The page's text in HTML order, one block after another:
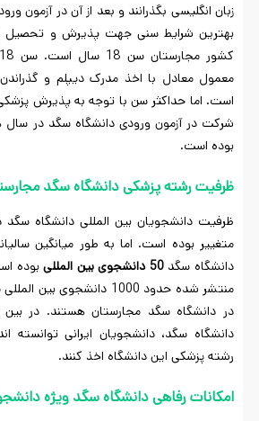
زبان انگلیسی بگذرانند و بعد از آن در آزمون
بهترین شرایط سنی جهت پذیرش و تحصیل
معمول معادل با اخذ مدرک دیپلم و
است. اما حداکثر سن با توجه به پذیرش
بوده است.
ظرفیت رشته پزشکی دانشگاه سگد
ظرفیت دانشجویان بین المللی دانشگاه
متغییر بوده است. اما به طور میانگین
دانشگاه سگد50 دانشجوی بین المللی
بوده
منتشر شده حدود 1000
در دانشگاه سگد مجارستان هستند. در بین
دانشگاه سگد، دانشجویان ایرانی توانسته
رشته پزشکی این دانشگاه اخذ کنند.
امکانات رفاهی دانشگاه سگد ویژه